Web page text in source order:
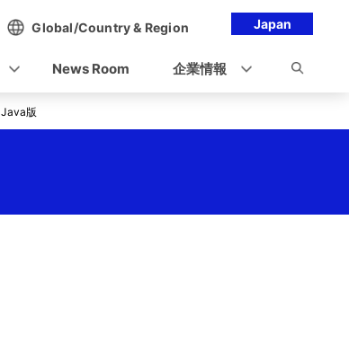
Japan
Global/Country & Region
News Room 企業情報
Java版